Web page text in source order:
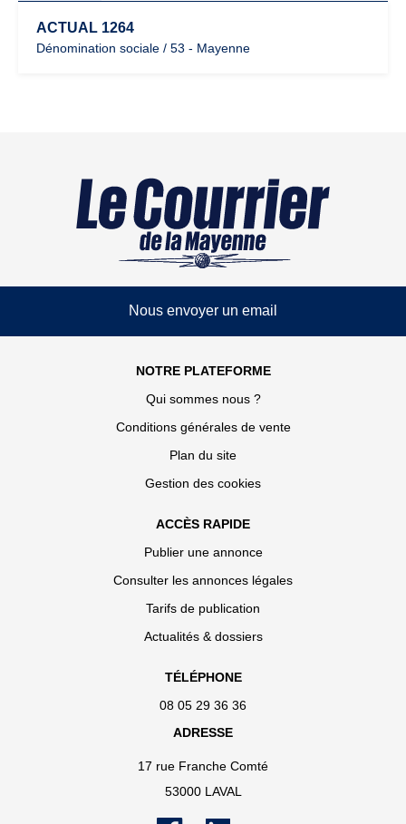
ACTUAL 1264
Dénomination sociale / 53 - Mayenne
Nous envoyer un email
NOTRE PLATEFORME
Qui sommes nous ?
Conditions générales de vente
Plan du site
Gestion des cookies
ACCÈS RAPIDE
Publier une annonce
Consulter les annonces légales
Tarifs de publication
Actualités & dossiers
TÉLÉPHONE
08 05 29 36 36
ADRESSE
17 rue Franche Comté
53000 LAVAL